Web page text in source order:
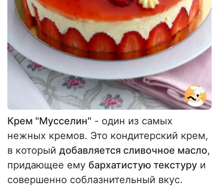
Крем "Мусселин" - один из самых
нежных кремов. Это кондитерский крем,
в который добавляется сливочное масло,
придающее ему бархатистую текстуру и
совершенно соблазнительный вкус.